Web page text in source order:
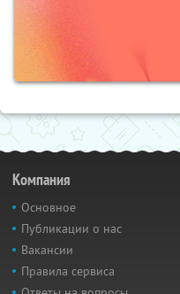
Компания
Основное
Публикации о нас
Вакансии
Правила сервиса